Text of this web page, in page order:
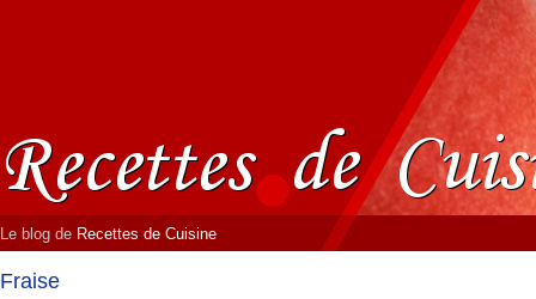
Le blog de Recettes de Cuisine
Fraise